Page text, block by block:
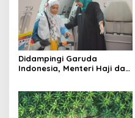
Didampingi Garuda
Indonesia, Menteri Haji dan
Haji di Balikpapan